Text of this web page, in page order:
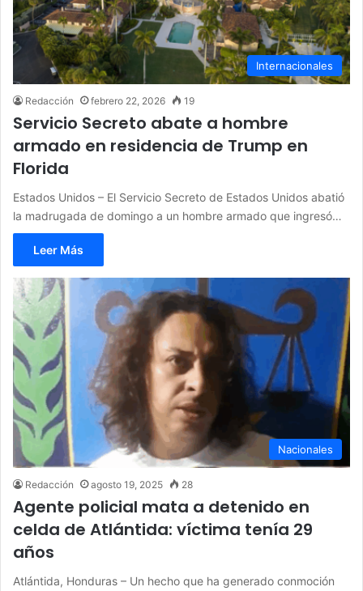
Internacionales
Redacción febrero 22, 2026 19
Servicio Secreto abate a hombre
armado en residencia de Trump en
Florida
Estados Unidos – El Servicio Secreto de Estados Unidos abatió
la madrugada de domingo a un hombre armado que ingresó…
Leer Más
Nacionales
Redacción agosto 19, 2025 28
Agente policial mata a detenido en
celda de Atlántida: víctima tenía 29
años
Atlántida, Honduras – Un hecho que ha generado conmoción